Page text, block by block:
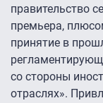
правительство
премьера,
принятие в
со стороны
отраслях».